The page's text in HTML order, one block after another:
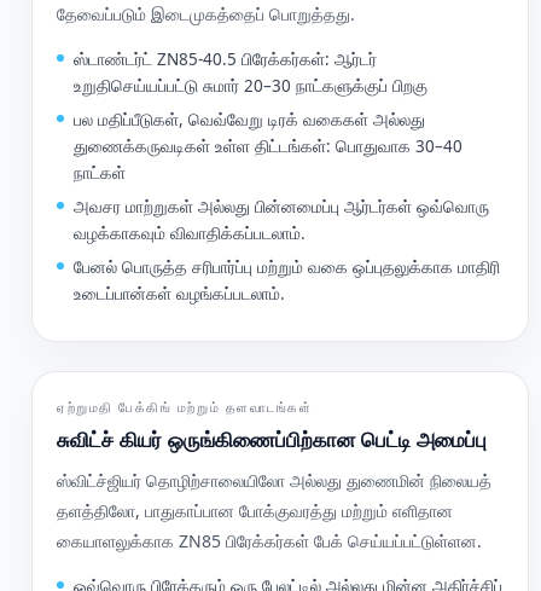
தேவைப்படும் இடைமுகத்தைப் பொறுத்தது.
ஸ்டாண்டர்ட் ZN85-40.5 பிரேக்கர்கள்: ஆர்டர்
உறுதிசெய்யப்பட்டு சுமார் 20–30 நாட்களுக்குப் பிறகு
பல மதிப்பீடுகள், வெவ்வேறு டிரக் வகைகள் அல்லது
துணைக்கருவடிகள் உள்ள திட்டங்கள்: பொதுவாக 30–40
நாட்கள்
அவசர மாற்றுகள் அல்லது பின்னமைப்பு ஆர்டர்கள் ஒவ்வொரு
வழக்காகவும் விவாதிக்கப்படலாம்.
பேனல் பொருத்த சரிபார்ப்பு மற்றும் வகை ஒப்புதலுக்காக மாதிரி
உடைப்பான்கள் வழங்கப்படலாம்.
ஏற்றுமதி பேக்கிங் மற்றும் தளவாடங்கள்
சுவிட்ச் கியர் ஒருங்கிணைப்பிற்கான பெட்டி அமைப்பு
ஸ்விட்ச்ஜியர் தொழிற்சாலையிலோ அல்லது துணைமின் நிலையத்
தளத்திலோ, பாதுகாப்பான போக்குவரத்து மற்றும் எளிதான
கையாளலுக்காக ZN85 பிரேக்கர்கள் பேக் செய்யப்பட்டுள்ளன.
ஒவ்வொரு பிரேக்கரும் ஒரு பேலட்டில் அல்லது மின்ன அதிர்ச்சிப்